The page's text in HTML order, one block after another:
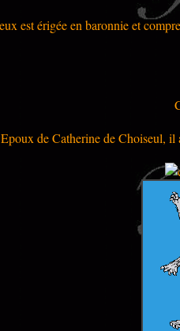
est érigée en baronnie et
Epoux de Catherine de Choiseul, il